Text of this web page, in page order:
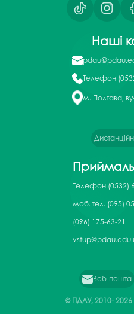
Наші
Телефон
м. Полтава,
Телефон (0532)
моб. тел. (095)
(096) 175-63-21
Веб-пошта
© ПДАУ, 2010-2026